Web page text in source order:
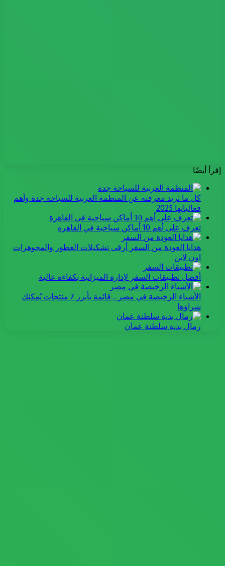
إقرأ أيضًا
كل ما تريد معرفته عن المنظمة العربية للسياحة جدة وأهم
فعالياتها 2025
تعرف على أهم 10 أماكن سياحية في القاهرة
هدايا العودة من السفر أرقى تشكيلات العطور والمجوهرات
اون لاين
أفضل تطبيقات السفر لإدارة الميزانية بكفاءة عالية
الأشياء الرخيصة في مصر .. قائمة بأبرز 7 منتجات يُمكنك
شراؤها
رمال بدية سلطنة عمان